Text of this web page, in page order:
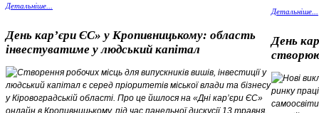
Детальніше...
День кар’єри ЄС» у Кропивницькому: область
інвестуватиме у людський капітал
Створення робочих місць для випускників вишів, інвестиції у
людський капітал є серед пріоритетів міської влади та бізнесу
у Кіровоградській області. Про це йшлося на «Дні кар’єри ЄС»
Детальніше...
День
Нові
ринку